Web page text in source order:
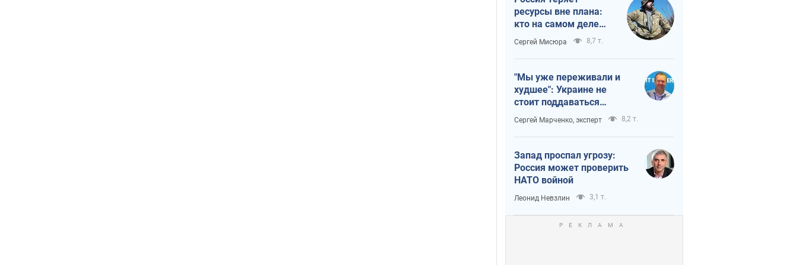
ресурсы вне плана:
кто на самом деле
диктует темп войны
Сергей Мисюра 8,7 т.
"Мы уже переживали и
худшее": Украине не
стоит поддаваться
отчаянию из-за
ракетного террора
Сергей Марченко, эксперт 8,2 т.
Запад проспал угрозу:
Россия может проверить
НАТО войной
Леонид Невзлин 3,1 т.